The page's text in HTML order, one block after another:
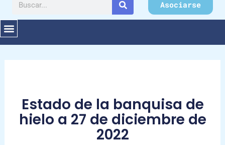
Asociarse
Estado de la banquisa de
hielo a 27 de diciembre de
2022